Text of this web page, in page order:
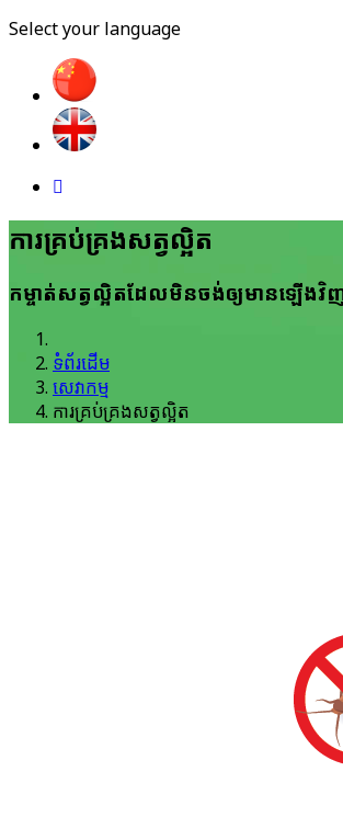
Select your language
ការគ្រប់គ្រង​សត្វល្អិត​
កម្ចាត់​សត្វល្អិត​ដែល​មិនចង់​ឲ្យមាន​ឡើងវិ
ទំព័រដើម
សេវាកម្ម
ការគ្រប់គ្រង​សត្វល្អិត​